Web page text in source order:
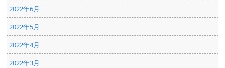
2022年6月
2022年5月
2022年4月
2022年3月